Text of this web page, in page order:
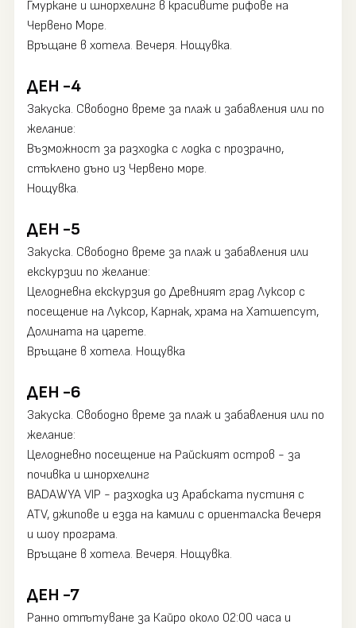
Гмуркане и шнорхелинг в красивите рифове на
Червено Море.
Връщане в хотела. Вечеря. Нощувка.
ДЕН -4
Закуска. Свободно време за плаж и забавления или по
желание:
Възможност за разходка с лодка с прозрачно,
стъклено дъно из Червено море.
Нощувка.
ДЕН -5
Закуска. Свободно време за плаж и забавления или
екскурзии по желание:
Целодневна екскурзия до Древният град Луксор с
посещение на Луксор, Карнак, храма на Хатшепсут,
Долината на царете.
Връщане в хотела. Нощувка
ДЕН -6
Закуска. Свободно време за плаж и забавления или по
желание:
Целодневно посещение на Райският остров - за
почивка и шнорхелинг
BADAWYA VIP - разходка из Арабската пустиня с
ATV, джипове и езда на камили с ориенталска вечеря
и шоу програма.
Връщане в хотела. Вечеря. Нощувка.
ДЕН -7
Ранно отпътуване за Кайро около 02:00 часа и